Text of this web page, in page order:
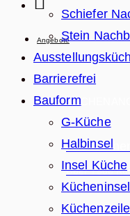
Angebote
Alle
Über +300
Schiefer
Stein
Barrierefrei
Bauform
G-Küche
Halbinsel
Insel Küche
Kücheninsel
Küchenzeile